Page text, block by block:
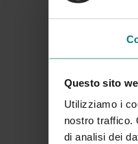
Questo sito
Utilizziamo i
nostro traffico.
di analisi dei